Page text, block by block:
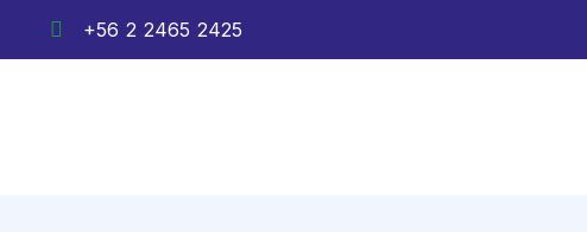
+56 2 2465 2425